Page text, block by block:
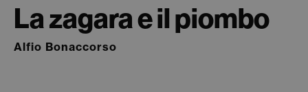
La zagara e il piombo
Alfio Bonaccorso